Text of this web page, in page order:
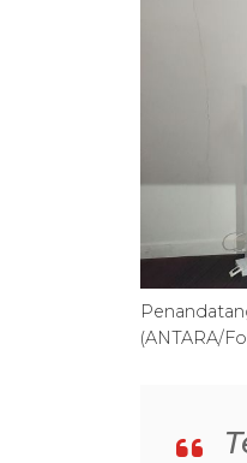
(ANTARA/